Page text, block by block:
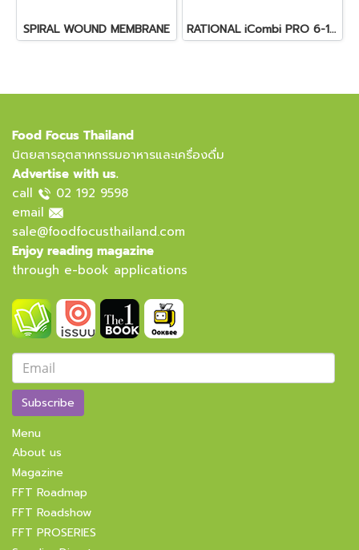
SPIRAL WOUND MEMBRANE RATIONAL iCombi PRO 6-1/1
Food Focus Thailand
นิตยสารอุตสาหกรรมอาหารและเครื่องดื่ม
Advertise with us.
call
02 192 9598
email
sale@foodfocusthailand.com
Enjoy reading magazine
through e-book applications
Subscribe
Menu
About us
Magazine
FFT Roadmap
FFT Roadshow
FFT PROSERIES